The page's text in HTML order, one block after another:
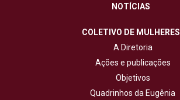
NOTÍCIAS
COLETIVO DE MULHERES
A Diretoria
Ações e publicações
Objetivos
Quadrinhos da Eugênia